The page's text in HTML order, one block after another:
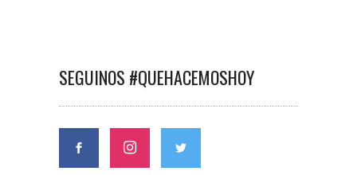
SEGUINOS #QUEHACEMOSHOY